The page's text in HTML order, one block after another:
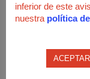
inferior de este
nuestra política
ACEPTAR